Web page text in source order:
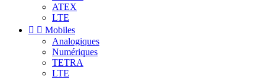
ATEX
LTE
  Mobiles
Analogiques
Numériques
TETRA
LTE